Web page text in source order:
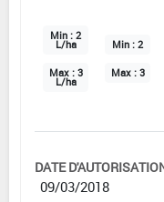
Min : 2
L/ha
Max : 3
L/ha
Min : 2
Max : 3
DATE
09/03/2018